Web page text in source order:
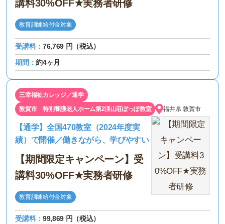
講料30%OFF★実務者研修
教育訓練給付金対象
受講料：76,769 円（税込）
期間：約4ヶ月
三幸福祉カレッジ／通学
敦賀市 特別養護老人ホーム第2渓山荘ぽっぽ教室
福井県 敦賀市
【通学】全国470教室（2024年度実
績）で開催／働きながら、学びやすい
【期間限定キャンペーン】受
講料30%OFF★実務者研修
教育訓練給付金対象
受講料：99,869 円（税込）